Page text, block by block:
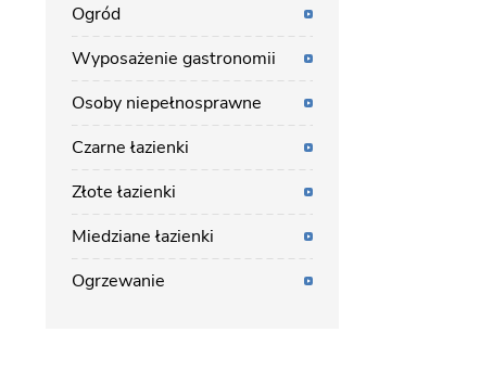
Ogród
Wyposażenie gastronomii
Osoby niepełnosprawne
Czarne łazienki
Złote łazienki
Miedziane łazienki
Ogrzewanie